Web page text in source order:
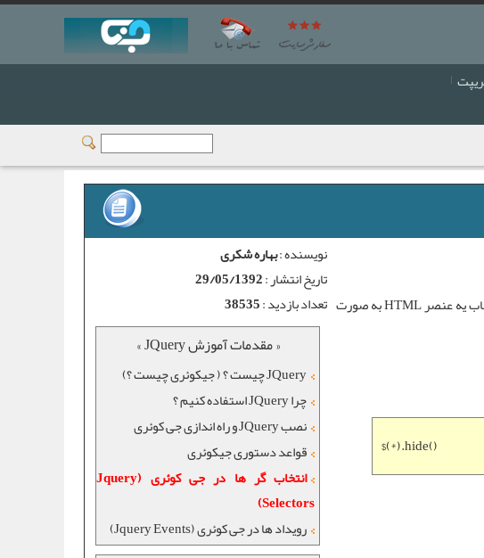
همونطور که از اسمش پیداست برای انتخاب کردن المنت ها (جهت اعمال کد روی اون‌ها) در جی کوئری بکار میرود. برای انتخاب یه عنصر HTML به صورت
$(*).hide()
نویسنده :بهاره شکری
تاریخ انتشار :29/05/1392
تعداد بازدید :38535
« مقدمات آموزش JQuery »
JQuery چیست ؟ ( جیکوئری چیست ؟)
چرا JQuery استفاده کنیم ؟
نصب JQuery و راه اندازی جی کوئری
قواعد دستوری جیکوئری
انتخاب گر ها در جی کوئری (Jquery
Selectors)
رویداد ها در جی کوئری (Jquery Events)